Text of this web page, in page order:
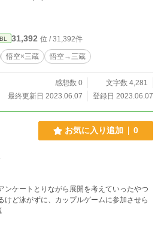
BL 31,392 位 / 31,392件
悟空×三蔵 悟空→三蔵
感想数 0
文字数 4,281
最終更新日 2023.06.07
登録日 2023.06.07
お気に入り追加 0
ンケートとりながら展開を考えていったやつ
けど泳がずに、カップルゲームに参加させら